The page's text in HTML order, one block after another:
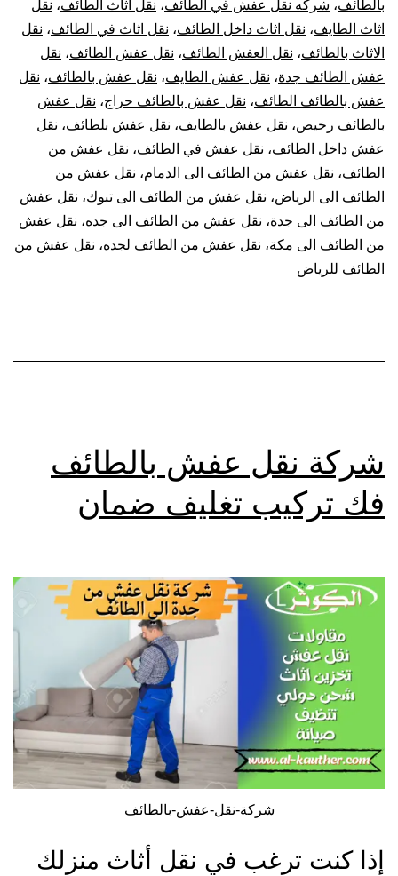
بالطائف، شركه نقل عفش في الطائف، نقل اثاث الطائف، نقل
اثاث الطايف، نقل اثاث داخل الطائف، نقل اثاث في الطائف، نقل
الاثاث بالطائف، نقل العفش الطائف، نقل عفش الطائف، نقل
عفش الطائف جدة، نقل عفش الطايف، نقل عفش بالطائف، نقل
عفش بالطائف الطائف، نقل عفش بالطائف حراج، نقل عفش
بالطائف رخيص، نقل عفش بالطايف، نقل عفش بلطائف، نقل
عفش داخل الطائف، نقل عفش في الطائف، نقل عفش من
الطائف، نقل عفش من الطائف الى الدمام، نقل عفش من
الطائف الى الرياض، نقل عفش من الطائف الى تبوك، نقل عفش
من الطائف الى جدة، نقل عفش من الطائف الى جده، نقل عفش
من الطائف الى مكة، نقل عفش من الطائف لجده، نقل عفش من
الطائف للرياض
شركة نقل عفش بالطائف
فك تركيب تغليف ضمان
شركة-نقل-عفش-بالطائف
إذا كنت ترغب في نقل أثاث منزلك